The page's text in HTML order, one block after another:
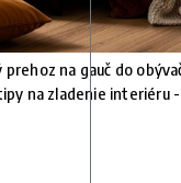
na gauč do
na zladenie interiéru -